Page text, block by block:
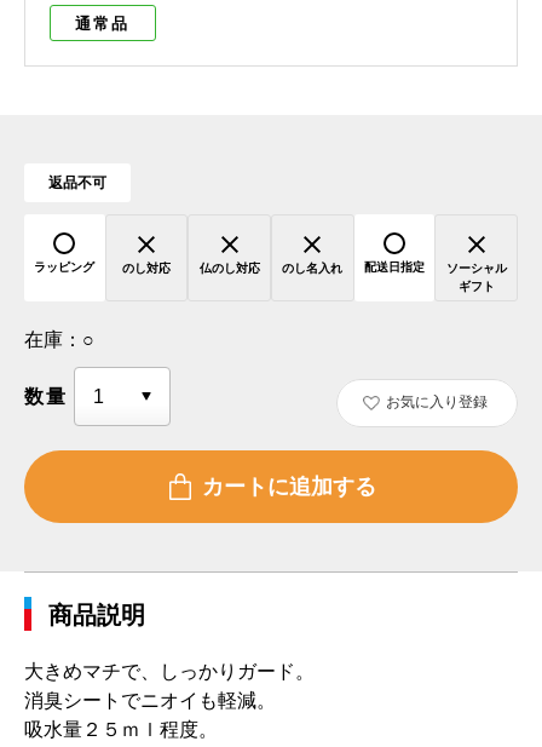
通常品
返品不可
ラッピング のし対応 仏のし対応 のし名入れ 配送日指定
ソーシャル
ギフト
在庫： ○
数量 お気に入り登録
商品説明
大きめマチで、しっかりガード。
消臭シートでニオイも軽減。
吸水量２５ｍｌ程度。